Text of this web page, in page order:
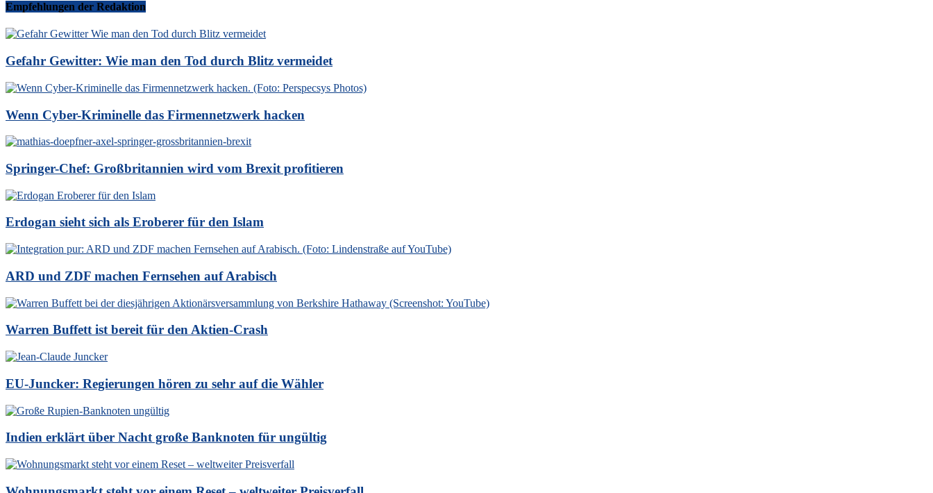
Empfehlungen der Redaktion
Gefahr Gewitter: Wie man den Tod durch Blitz vermeidet
Wenn Cyber-Kriminelle das Firmennetzwerk hacken
Springer-Chef: Großbritannien wird vom Brexit profitieren
Erdogan sieht sich als Eroberer für den Islam
ARD und ZDF machen Fernsehen auf Arabisch
Warren Buffett ist bereit für den Aktien-Crash
EU-Juncker: Regierungen hören zu sehr auf die Wähler
Indien erklärt über Nacht große Banknoten für ungültig